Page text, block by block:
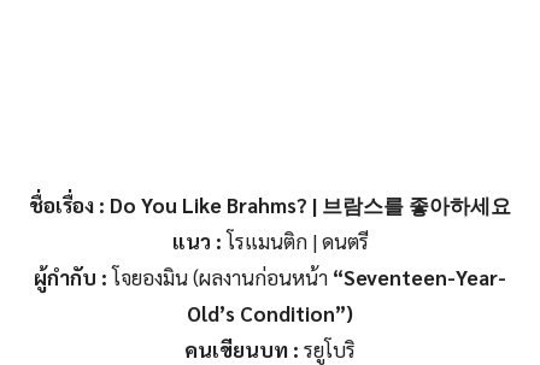
ชื่อเรื่อง : Do You Like Brahms? | 브람스를 좋아하세요
แนว :โรแมนติก | ดนตรี
ผู้กำกับ :โจยองมิน (ผลงานก่อนหน้า “Seventeen-Year-
Old’s Condition”)
คนเขียนบท : รยูโบริ